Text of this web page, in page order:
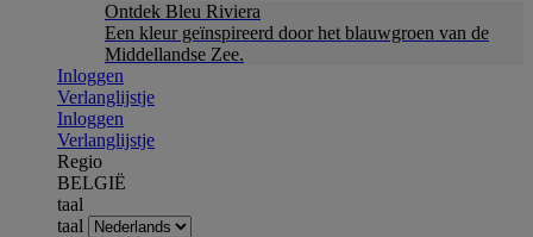
Ontdek Bleu Riviera
Een kleur geïnspireerd door het blauwgroen van de
Middellandse Zee.
Inloggen
Verlanglijstje
Inloggen
Verlanglijstje
Regio
BELGIË
taal
taal